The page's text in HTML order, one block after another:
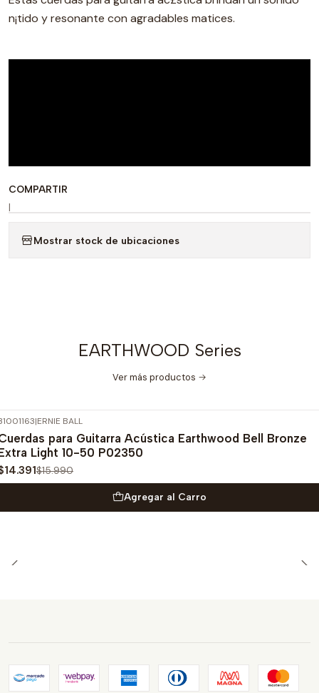
n¡tido y resonante con agradables matices.
COMPARTIR
|
Mostrar stock de ubicaciones
EARTHWOOD Series
Ver más productos
OFF
|ERNIE BALL
para Guitarra Acústica Earthwood Bell Bronze
Light 10-50 P02350
$15.990
Agregar al Carro